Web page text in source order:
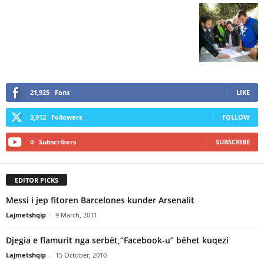
21,925 Fans LIKE
3,912 Followers FOLLOW
0 Subscribers SUBSCRIBE
EDITOR PICKS
Messi i jep fitoren Barcelones kunder Arsenalit
Lajmetshqip - 9 March, 2011
Djegia e flamurit nga serbët,“Facebook-u” bëhet kuqezi
Lajmetshqip - 15 October, 2010